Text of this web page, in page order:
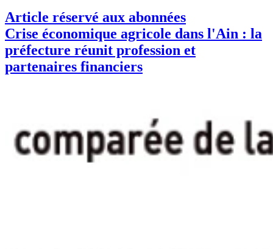
Article réservé aux abonnées
Crise économique agricole dans l'Ain : la
préfecture réunit profession et
partenaires financiers